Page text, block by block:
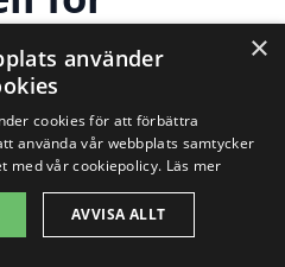
städer
kakelugn i
och det finns
×
använder
cookies för att förbättra
använda vår webbplats samtycker
med vår cookiepolicy. Läs mer
AVVISA ALLT